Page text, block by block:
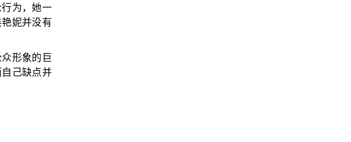
为，她一
妮并没有
形象的巨
己缺点并